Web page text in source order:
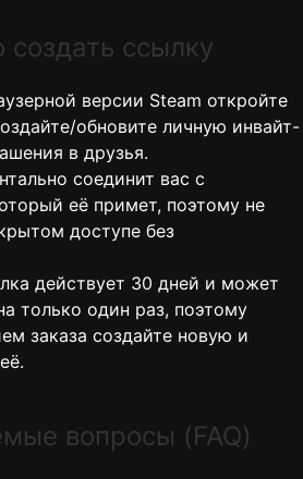
создать ссылку
версии Steam откройте
обновите личную инвайт-
в друзья.
соединит вас с
её примет, поэтому не
доступе без
действует 30 дней и может
только один раз, поэтому
заказа создайте новую и
вопросы (FAQ)